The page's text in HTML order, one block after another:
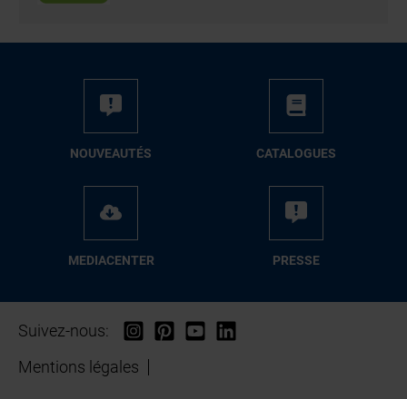
NOUVEAUTÉS CATALOGUES
MEDIACENTER PRESSE
Suivez-nous:
Mentions légales